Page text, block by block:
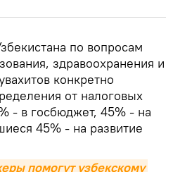
по вопросам
здравоохранения и
конкретно
от налоговых
- в госбюджет, 45% - на
45% - на развитие
помогут узбекскому